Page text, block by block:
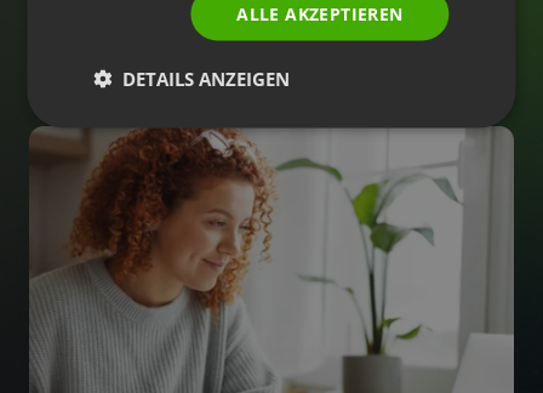
10.000+
ALLE AKZEPTIEREN
DETAILS ANZEIGEN